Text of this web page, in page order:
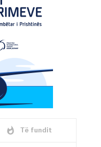
whatshot Të fundit